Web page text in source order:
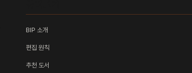
BIP 소개
편집 원칙
추천 도서